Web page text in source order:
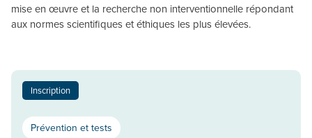
mise en œuvre et la recherche non interventionnelle répondant
aux normes scientifiques et éthiques les plus élevées.
Inscription
Prévention et tests